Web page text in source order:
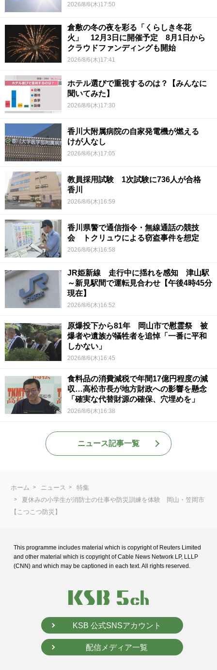
2026/8/6(木)17:50
倉敷の冬の夜を彩る「くらしき冬花
火」 12月3日に開催予定 8月1日から
クラウドファンディングも開始
2026/8/6(木)17:41
ホテル選びで重視するのは？【みんなに
聞いてみた】
2026/8/6(木)17:30
香川大附属病院の自家発電機が燃える
けが人なし
2026/8/6(木)17:05
教員採用試験 1次試験に736人が合格
香川
2026/8/6(木)16:59
香川県警で通信指令・無線通話の競技
会 トクリュウによる窃盗事件を想定
2026/8/6(木)16:58
JR姫新線 走行中に揺れを感知 津山駅
～新見駅間で運転見合わせ【午後4時45分
現在】
2026/8/6(木)16:52
原爆投下から81年 岡山市で慰霊祭 被
爆者や遺族が犠牲者を追悼「一番に平和
しかない」
2026/8/6(木)16:45
食料品の消費減税で年間17億円程度の減
収…高松市長が地方財政への影響を懸念
「確実な代替財源の確保、穴埋めを」
2026/8/6(木)16:38
ニュース記事一覧
ホーム ニュース
特集
夏休みの小学生が消防士の仕事や防災訓練を体験 岡山・笠岡市
【こつこつ防災】
This programme includes material which is copyright of Reuters Limited
and other material which is copyright of Cable News Network LP, LLLP
(CNN) and which may be captioned in each text. All rights reserved.
KSB 公式SNSアカウント
配信メディア一覧